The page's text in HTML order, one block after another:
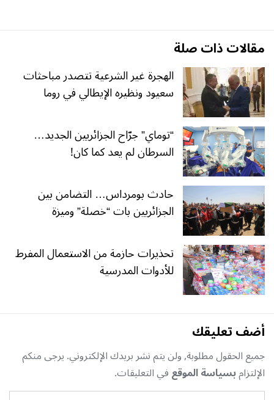
مقالات ذات صلة
الهجرة غير الشرعية تتصدر مباحثات
سعيود ونظيره الإيطالي في روما
“توماي” جرّاح الجزائريين الجديد…
السرطان لم يعد كما كان!
حادث بومرداس… التضامن بين
الجزائريين بات “خصلة” وميزة
تحذيرات حازمة من الاستعمال المفرط
للأدوات المدرسية
أضف تعليقك
جميع الحقول مطلوبة, ولن يتم نشر بريدك الإلكتروني. يرجى منكم
الإلتزامبسياسة الموقعفي التعليقات.